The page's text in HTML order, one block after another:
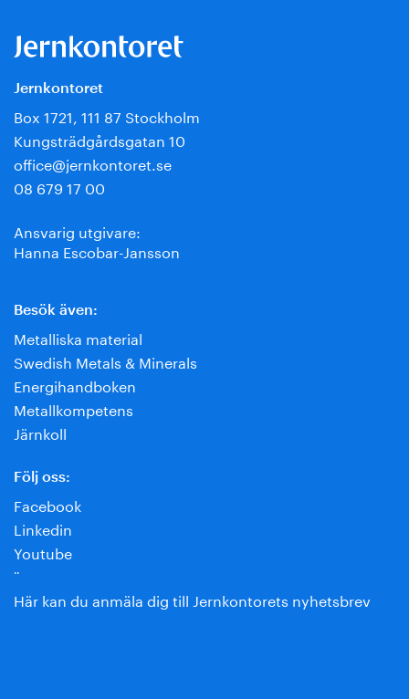
Jernkontoret
Box 1721, 111 87 Stockholm
Kungsträdgårdsgatan 10
office@jernkontoret.se
08 679 17 00
Ansvarig utgivare:
Hanna Escobar-Jansson
Besök även:
Metalliska material
Swedish Metals & Minerals
Energihandboken
Metallkompetens
Järnkoll
Följ oss:
Facebook
Linkedin
Youtube
¨
Här kan du anmäla dig till Jernkontorets nyhetsbrev